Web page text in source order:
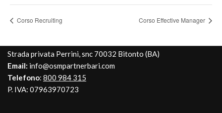
Corso Recruiting Corso Effective Manager
Strada privata Perrini, snc 70032 Bitonto (BA)
Email: info@osmpartnerbari.com
Telefono: 800 984 315
P. IVA: 07963970723